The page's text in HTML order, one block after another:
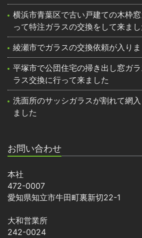
横浜市青葉区で古い戸建ての木枠
って特注ガラスの交換をして来まし
綾瀬市でガラスの交換依頼が入り
平塚市で公団住宅の掃き出し窓ガ
ラス交換に行って来ました
洗面所のサッシガラスが割れて網
ました
お問い合わせ
本社
472-0007
愛知県知立市牛田町裏新切22-1
大和営業所
242-0024